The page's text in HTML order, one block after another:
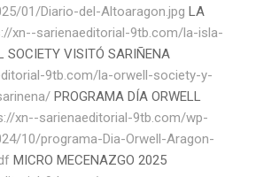
01/Diario-del-Altoaragon.jpg LA
xn--sarienaeditorial-9tb.com/la-isla-
SOCIETY VISITÓ SARIÑENA
9tb.com/la-orwell-society-y-
PROGRAMA DÍA ORWELL
xn--sarienaeditorial-9tb.com/wp-
10/programa-Dia-Orwell-Aragon-
MICRO MECENAZGO 2025